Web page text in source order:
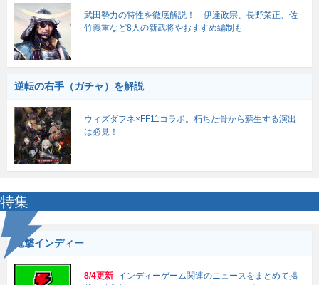
武田勢力の特性を徹底解説！ 伊達政宗、長野業正、佐
竹義重など8人の新武将やおすすめ編制も
逆転の右手（ガチャ）を解説
ウィズダフネ×FF11コラボ。朽ちた骨から蘇生する演出
は必見！
特集
電撃インディー
8/4更新 インディーゲーム関連のニュースをまとめて掲